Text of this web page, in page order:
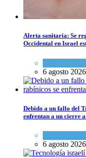
Alerta sanitaria: Se
Occidental en Israel
6 agosto 2026
Debido a un fallo del
enfrentan a un cierre
6 agosto 2026